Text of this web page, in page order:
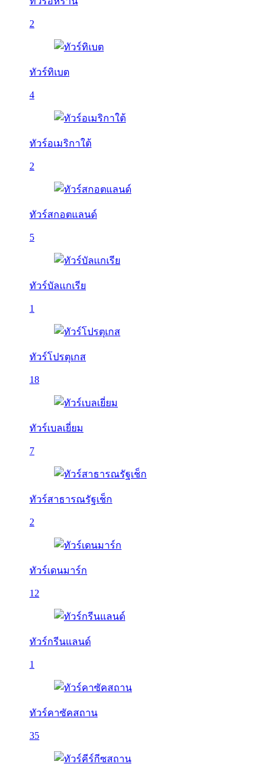
2
ทัวร์ทิเบต
4
ทัวร์อเมริกาใต้
2
ทัวร์สกอตแลนด์
5
ทัวร์บัลเเกเรีย
1
ทัวร์โปรตุเกส
18
ทัวร์เบลเยี่ยม
7
ทัวร์สาธารณรัฐเช็ก
2
ทัวร์เดนมาร์ก
12
ทัวร์กรีนแลนด์
1
ทัวร์คาซัคสถาน
35